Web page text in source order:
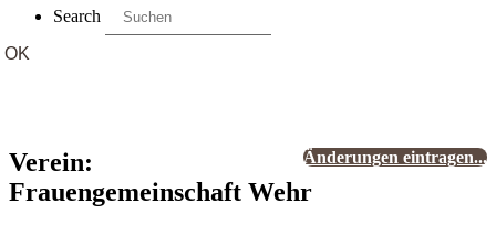
Search
Änderungen eintragen...
Verein:
Frauengemeinschaft Wehr